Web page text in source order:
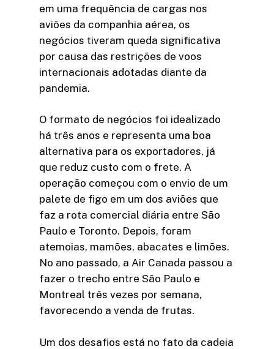
em uma frequência de cargas nos
aviões da companhia aérea, os
negócios tiveram queda significativa
por causa das restrições de voos
internacionais adotadas diante da
pandemia.
O formato de negócios foi idealizado
há três anos e representa uma boa
alternativa para os exportadores, já
que reduz custo com o frete. A
operação começou com o envio de um
palete de figo em um dos aviões que
faz a rota comercial diária entre São
Paulo e Toronto. Depois, foram
atemoias, mamões, abacates e limões.
No ano passado, a Air Canada passou a
fazer o trecho entre São Paulo e
Montreal três vezes por semana,
favorecendo a venda de frutas.
Um dos desafios está no fato da cadeia